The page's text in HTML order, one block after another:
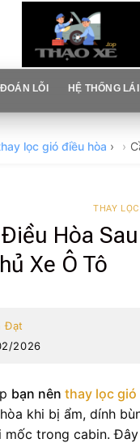
LỖI HỆ THỐNG LÁI
lọc gió điều hòa ›
THAY
Hòa
Xe Ô Tô
Đạt
2026
bạn nên thay lọc gió
khi bị ẩm, dính
mốc trong cabin.